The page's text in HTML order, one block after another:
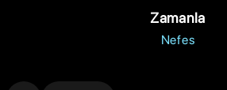
Zamanla
Nefes